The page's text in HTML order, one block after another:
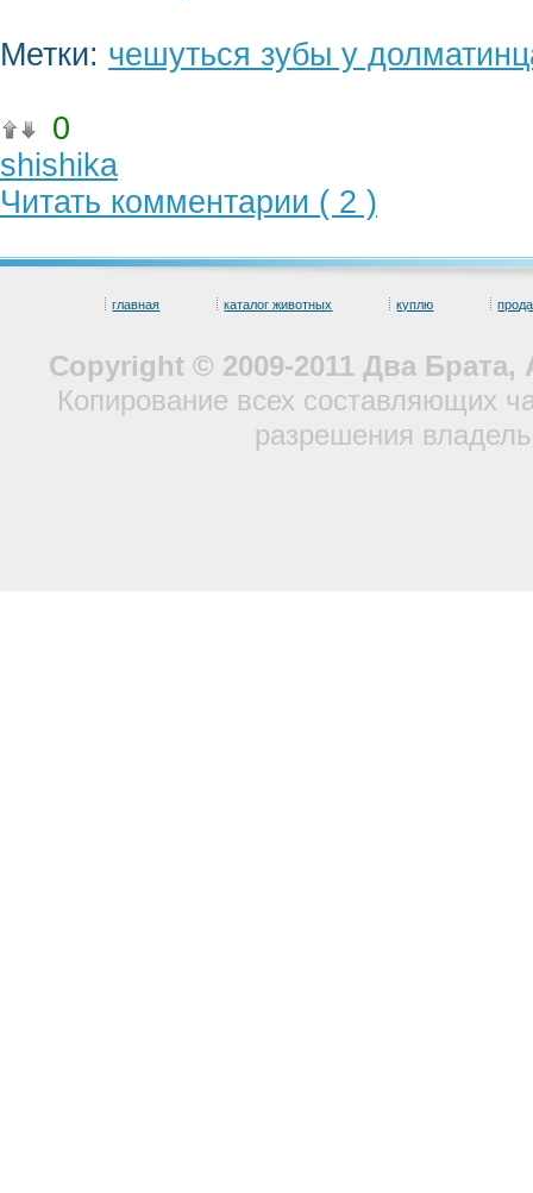
Метки: чешуться зубы у
0
shishika
Читать комментарии ( 2 )
главная каталог животных куплю
Copyright © 2009-2011 Два
Копирование всех составляющих
разрешения